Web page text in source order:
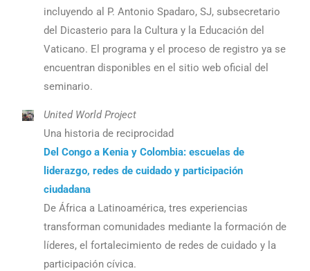
incluyendo al P. Antonio Spadaro, SJ, subsecretario
del Dicasterio para la Cultura y la Educación del
Vaticano. El programa y el proceso de registro ya se
encuentran disponibles en el sitio web oficial del
seminario.
United World Project
Una historia de reciprocidad
Del Congo a Kenia y Colombia: escuelas de
liderazgo, redes de cuidado y participación
ciudadana
De África a Latinoamérica, tres experiencias
transforman comunidades mediante la formación de
líderes, el fortalecimiento de redes de cuidado y la
participación cívica.